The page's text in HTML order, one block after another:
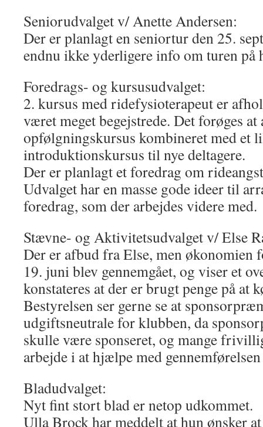
Seniorudvalget v/ Anette Andersen:
Der er planlagt en seniortur den 25.
endnu ikke yderligere info om turen på
Foredrags- og kursusudvalget:
2. kursus med ridefysioterapeut er
været meget begejstrede. Det forøges at
opfølgningskursus kombineret med et
introduktionskursus til nye deltagere.
Der er planlagt et foredrag om
Udvalget har en masse gode ideer til
foredrag, som der arbejdes videre med.
Stævne- og Aktivitetsudvalget v/ Else
Der er afbud fra Else, men økonomien
19. juni blev gennemgået, og viser et
konstateres at der er brugt penge på at
Bestyrelsen ser gerne se at
udgiftsneutrale for klubben, da
skulle være sponseret, og mange
arbejde i at hjælpe med
Bladudvalget:
Nyt fint stort blad er netop udkommet.
Ulla Brock har meddelt at hun ønsker